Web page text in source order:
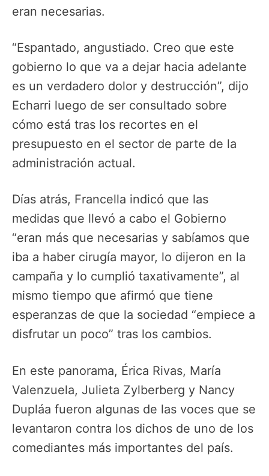
eran necesarias.
“Espantado, angustiado. Creo que este
gobierno lo que va a dejar hacia adelante
es un verdadero dolor y destrucción”, dijo
Echarri luego de ser consultado sobre
cómo está tras los recortes en el
presupuesto en el sector de parte de la
administración actual.
Días atrás, Francella indicó que las
medidas que llevó a cabo el Gobierno
“eran más que necesarias y sabíamos que
iba a haber cirugía mayor, lo dijeron en la
campaña y lo cumplió taxativamente”, al
mismo tiempo que afirmó que tiene
esperanzas de que la sociedad “empiece a
disfrutar un poco” tras los cambios.
En este panorama, Érica Rivas, María
Valenzuela, Julieta Zylberberg y Nancy
Dupláa fueron algunas de las voces que se
levantaron contra los dichos de uno de los
comediantes más importantes del país.